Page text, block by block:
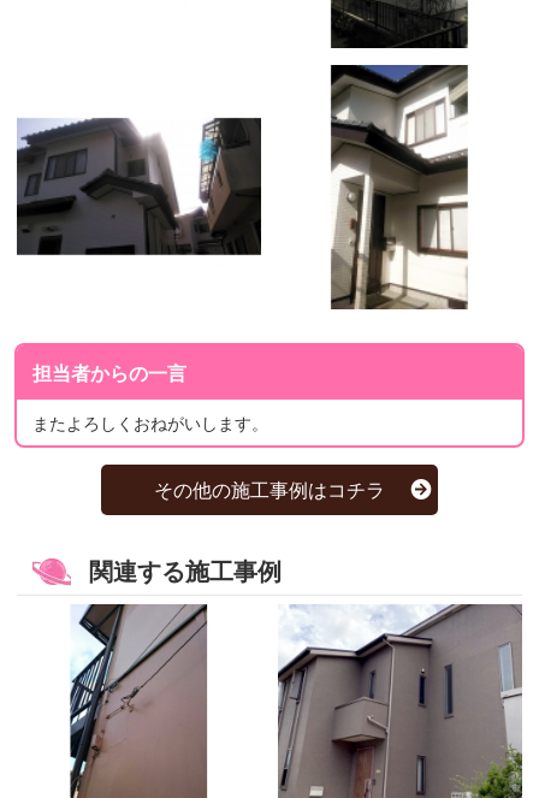
担当者からの一言
またよろしくおねがいします。
その他の施工事例はコチラ
関連する施工事例